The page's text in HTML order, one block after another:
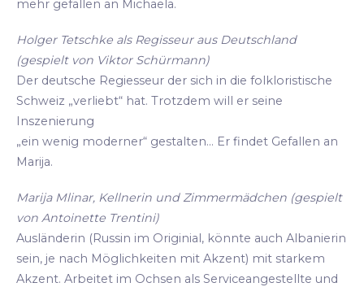
mehr gefallen an Michaela.
Holger Tetschke als Regisseur aus Deutschland
(gespielt von Viktor Schürmann)
Der deutsche Regiesseur der sich in die folkloristische
Schweiz „verliebt“ hat. Trotzdem will er seine
Inszenierung
„ein wenig moderner“ gestalten... Er findet Gefallen an
Marija.
Marija Mlinar, Kellnerin und Zimmermädchen (gespielt
von Antoinette Trentini)
Ausländerin (Russin im Originial, könnte auch Albanierin
sein, je nach Möglichkeiten mit Akzent) mit starkem
Akzent. Arbeitet im Ochsen als Serviceangestellte und